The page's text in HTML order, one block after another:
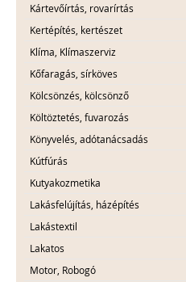
Kártevőírtás, rovarírtás
Kertépítés, kertészet
Klíma, Klímaszerviz
Kőfaragás, sírköves
Kölcsönzés, kölcsönző
Költöztetés, fuvarozás
Könyvelés, adótanácsadás
Kútfúrás
Kutyakozmetika
Lakásfelújítás, házépítés
Lakástextil
Lakatos
Motor, Robogó